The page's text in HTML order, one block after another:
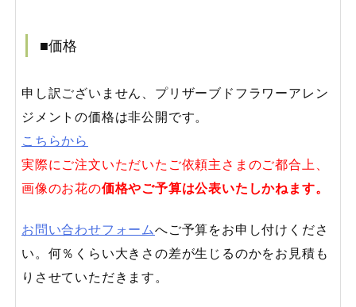
■価格
申し訳ございません、プリザーブドフラワーアレン
ジメントの価格は非公開です。
こちらから
実際にご注文いただいたご依頼主さまのご都合上、
画像のお花の価格やご予算は公表いたしかねます。
お問い合わせフォームへご予算をお申し付けくださ
い。何％くらい大きさの差が生じるのかをお見積も
りさせていただきます。